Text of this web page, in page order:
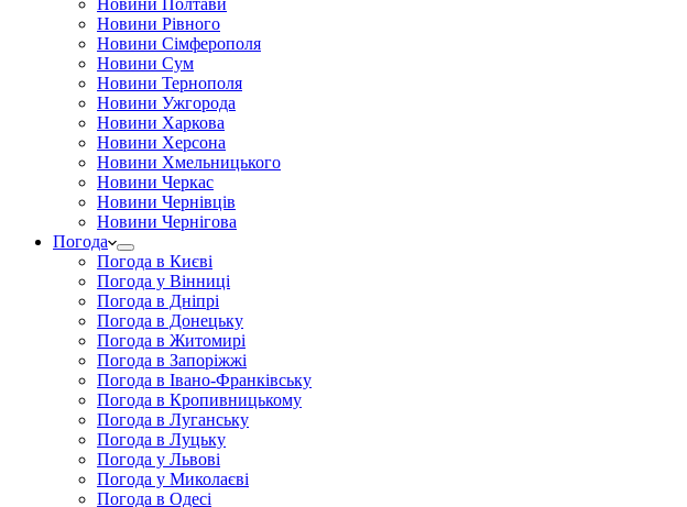
Новини Полтави
Новини Рівного
Новини Сімферополя
Новини Сум
Новини Тернополя
Новини Ужгорода
Новини Харкова
Новини Херсона
Новини Хмельницького
Новини Черкас
Новини Чернівців
Новини Чернігова
Погода
Погода в Києві
Погода у Вінниці
Погода в Дніпрі
Погода в Донецьку
Погода в Житомирі
Погода в Запоріжжі
Погода в Івано-Франківську
Погода в Кропивницькому
Погода в Луганську
Погода в Луцьку
Погода у Львові
Погода у Миколаєві
Погода в Одесі